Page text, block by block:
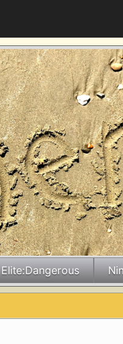
Elite:Dangerous